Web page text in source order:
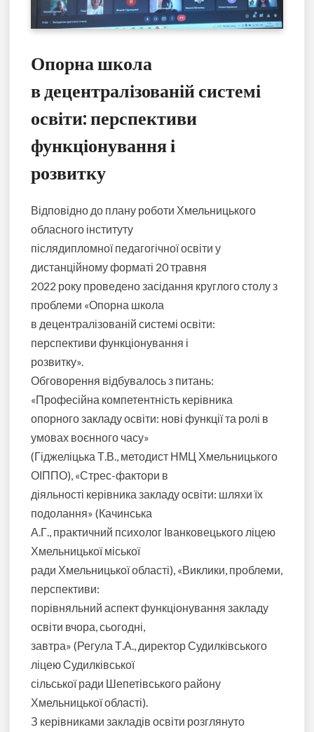
Опорна школа
в децентралізованій системі
освіти: перспективи
функціонування і
розвитку
Відповідно до плану роботи Хмельницького
обласного інституту
післядипломної педагогічної освіти у
дистанційному форматі 20 травня
2022 року проведено засідання круглого столу з
проблеми «Опорна школа
в децентралізованій системі освіти:
перспективи функціонування і
розвитку».
Обговорення відбувалось з питань:
«Професійна компетентність керівника
опорного закладу освіти: нові функції та ролі в
умовах воєнного часу»
(Гіджеліцька Т.В., методист НМЦ Хмельницького
ОІППО), «Стрес-фактори в
діяльності керівника закладу освіти: шляхи їх
подолання» (Качинська
А.Г., практичний психолог Іванковецького ліцею
Хмельницької міської
ради Хмельницької області), «Виклики, проблеми,
перспективи:
порівняльний аспект функціонування закладу
освіти вчора, сьогодні,
завтра» (Регула Т.А., директор Судилківського
ліцею Судилківської
сільської ради Шепетівського району
Хмельницької області).
З керівниками закладів освіти розглянуто